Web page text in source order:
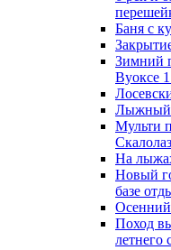
Баня с
Зимний
Вуоксе
Лыжный
Мульти
На
Новый
базе
Осенний
Поход
летнего